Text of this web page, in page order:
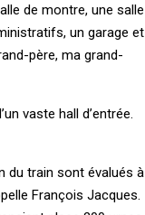
de montre, une salle
un garage et
père, ma grand-
vaste hall d’entrée.
du train sont évalués à
François Jacques.